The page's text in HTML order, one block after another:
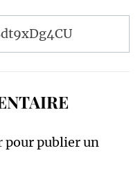
pour publier un